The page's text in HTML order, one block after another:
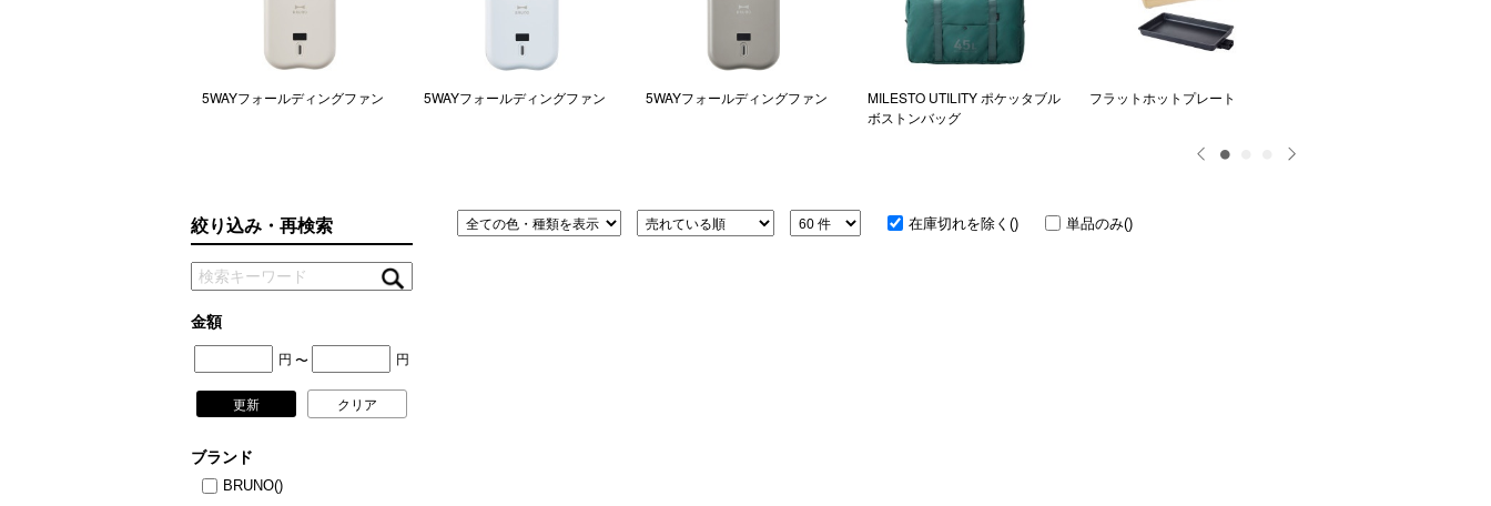
ニュース
ファッション・トラベル
トラベル小物
ベビー・キッズアイテム more
おもちゃ・トイ
5WAYフォールディングファン 5WAYフォールディングファン 5WAYフォールディングファン
MILESTO UTILITY ポケッタブル
ボストンバッグ
フラットホットプレート
絞り込み・再検索
金額
円 〜 円
更新 クリア
ブランド
BRUNO()
在庫切れを除く () 単品のみ()